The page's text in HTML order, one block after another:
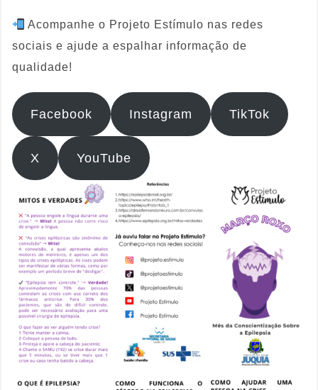
Acompanhe o Projeto Estímulo nas redes
sociais e ajude a espalhar informação de
qualidade!
Facebook Instagram TikTok
X YouTube